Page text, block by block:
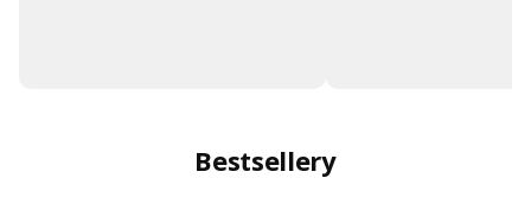
Bestsellery